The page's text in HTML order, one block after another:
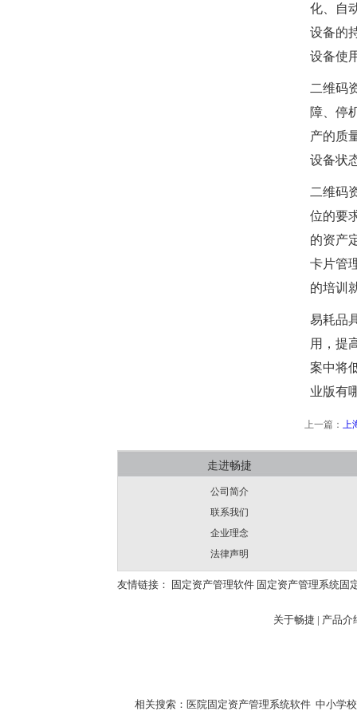
化、自
设备的
设备使
二维码
障、停
产的质
设备状
二维码
位的要
的资产
卡片管
的培训
易耗品
用，提
案中将
业版有
上一篇： 上
走进畅捷
公司简介
联系我们
企业理念
法律声明
友情链接： 固定资产管理软件 固定资产管理系统固
关于畅捷 | 产品介
相关搜索： 医院固定资产管理系统软件 中小学